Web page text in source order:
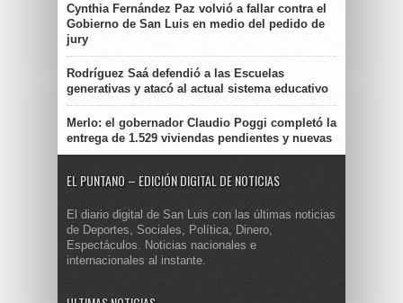
Cynthia Fernández Paz volvió a fallar contra el
Gobierno de San Luis en medio del pedido de
jury
Rodríguez Saá defendió a las Escuelas
generativas y atacó al actual sistema educativo
Merlo: el gobernador Claudio Poggi completó la
entrega de 1.529 viviendas pendientes y nuevas
EL PUNTANO – EDICIÓN DIGITAL DE NOTICIAS
El diario digital de San Luis con las últimas noticias
de Deportes, Sociales, Política, Dinero,
Espectáculos. Noticias nacionales e
internacionales al instante.